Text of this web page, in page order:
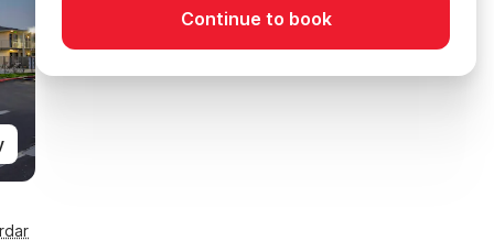
Continue to book